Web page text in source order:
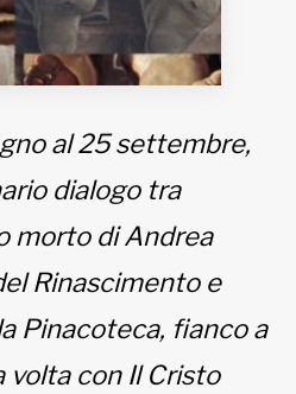
C.
al 25 settembre,
dialogo tra
morto di Andrea
Rinascimento e
Pinacoteca, fianco a
volta con Il Cristo